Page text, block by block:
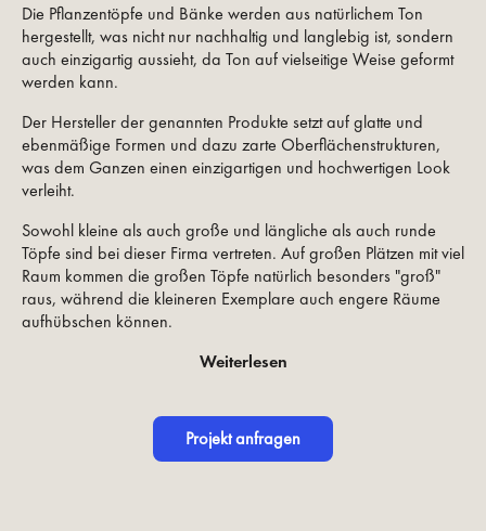
Die Pflanzentöpfe und Bänke werden aus natürlichem Ton
hergestellt, was nicht nur nachhaltig und langlebig ist, sondern
auch einzigartig aussieht, da Ton auf vielseitige Weise geformt
werden kann.
Der Hersteller der genannten Produkte setzt auf glatte und
ebenmäßige Formen und dazu zarte Oberflächenstrukturen,
was dem Ganzen einen einzigartigen und hochwertigen Look
verleiht.
Sowohl kleine als auch große und längliche als auch runde
Töpfe sind bei dieser Firma vertreten. Auf großen Plätzen mit viel
Raum kommen die großen Töpfe natürlich besonders "groß"
raus, während die kleineren Exemplare auch engere Räume
aufhübschen können.
Weiterlesen
Projekt anfragen